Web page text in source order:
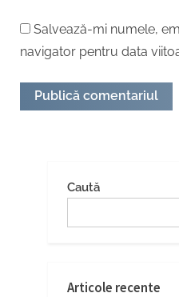
Salvează-mi numele,
navigator pentru data
Caută
Articole recente